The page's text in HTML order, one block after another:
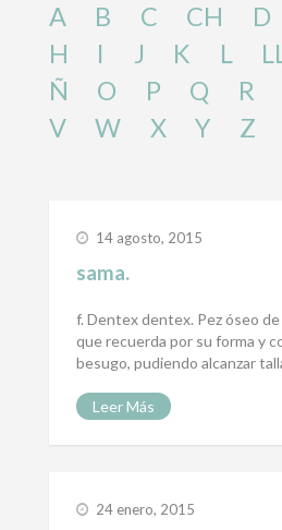
A B C CH D
H
I J K L
Ñ
O P Q R
V
W X Y Z
14 agosto, 2015
sama.
f. Dentex dentex. Pez óseo de
que recuerda por su forma y
besugo, pudiendo alcanzar
Leer Más
24 enero, 2015